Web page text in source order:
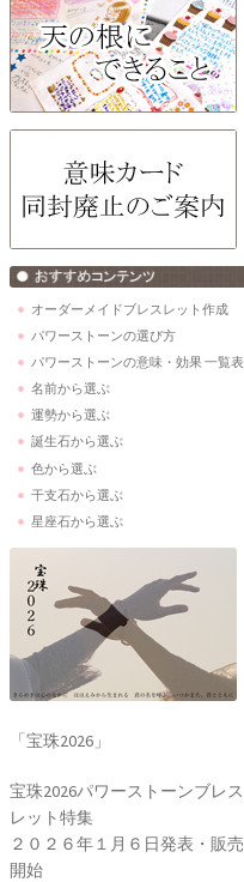
オーダーメイドブレスレット作成
パワーストーンの選び方
パワーストーンの意味・効果 一覧表
名前から選ぶ
運勢から選ぶ
誕生石から選ぶ
色から選ぶ
干支石から選ぶ
星座石から選ぶ
「宝珠2026」
宝珠2026パワーストーンブレス
レット特集
２０２６年１月６日発表・販売
開始